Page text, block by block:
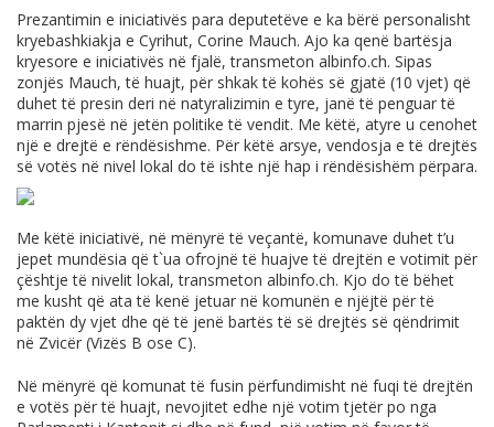
Prezantimin e iniciativës para deputetëve e ka bërë personalisht
kryebashkiakja e Cyrihut, Corine Mauch. Ajo ka qenë bartësja
kryesore e iniciativës në fjalë, transmeton albinfo.ch. Sipas
zonjës Mauch, të huajt, për shkak të kohës së gjatë (10 vjet) që
duhet të presin deri në natyralizimin e tyre, janë të penguar të
marrin pjesë në jetën politike të vendit. Me këtë, atyre u cenohet
një e drejtë e rëndësishme. Për këtë arsye, vendosja e të drejtës
së votës në nivel lokal do të ishte një hap i rëndësishëm përpara.
Me këtë iniciativë, në mënyrë të veçantë, komunave duhet t’u
jepet mundësia që t`ua ofrojnë të huajve të drejtën e votimit për
çështje të nivelit lokal, transmeton albinfo.ch. Kjo do të bëhet
me kusht që ata të kenë jetuar në komunën e njëjtë për të
paktën dy vjet dhe që të jenë bartës të së drejtës së qëndrimit
në Zvicër (Vizës B ose C).
Në mënyrë që komunat të fusin përfundimisht në fuqi të drejtën
e votës për të huajt, nevojitet edhe një votim tjetër po nga